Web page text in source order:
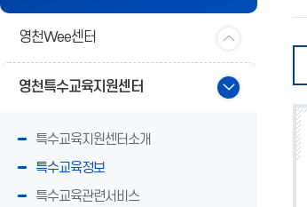
영천Wee센터
영천특수교육지원센터
특수교육지원센터소개
특수교육정보
특수교육관련서비스